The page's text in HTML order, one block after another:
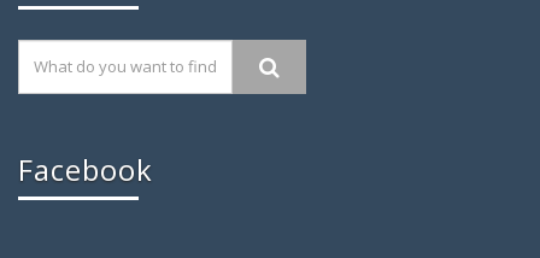
Facebook